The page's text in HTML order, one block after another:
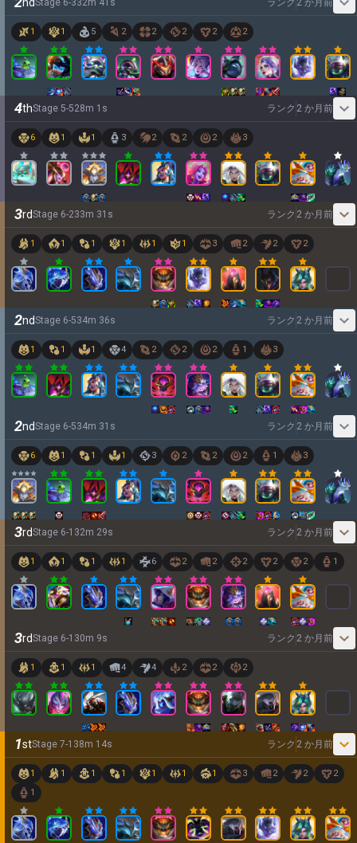
Stage 6-332m 41 s ランク 2 か月前
1 1 5 2 2 2 2 2
4thStage 5-528m 1 s ランク 2 か月前
6 1 1 3 2 2 2 3
3rdStage 6-233m 31 s ランク 2 か月前
1 1 1 1 1 1 3 2 2 2
2ndStage 6-534m 36s ランク 2 か月前
1 1 1 4 2 2 2 1 3
2ndStage 6-534m 31 s ランク 2 か月前
6 1 1 1 3 2 2 2 1 3
3rdStage 6-1 32m 29s ランク 2 か月前
1 1 1 1 6 2 2 2 2 2 1
3rdStage 6-1 30m 9s ランク 2 か月前
1 1 1 4 4 2 2 2
1stStage 7-1 38m 14s ランク 2 か月前
1 1 1 1 1 1 1 3 2 2
2
1